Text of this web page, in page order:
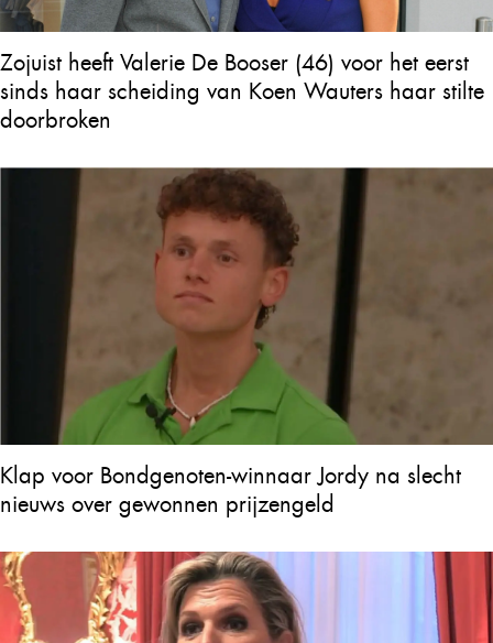
Zojuist heeft Valerie De Booser (46) voor het eerst
sinds haar scheiding van Koen Wauters haar stilte
doorbroken
Klap voor Bondgenoten-winnaar Jordy na slecht
nieuws over gewonnen prijzengeld